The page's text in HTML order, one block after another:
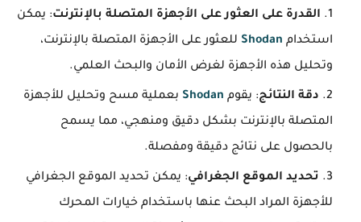
القدرة على العثور على الأجهزة المتصلة بالإنترنت: يمكن
استخدام Shodan للعثور على الأجهزة المتصلة بالإنترنت،
وتحليل هذه الأجهزة لغرض الأمان والبحث العلمي.
دقة النتائج: يقوم Shodan بعملية مسح وتحليل للأجهزة
المتصلة بالإنترنت بشكل دقيق ومنهجي، مما يسمح
بالحصول على نتائج دقيقة ومفصلة.
تحديد الموقع الجغرافي: يمكن تحديد الموقع الجغرافي
للأجهزة المراد البحث عنها باستخدام خيارات المحرك